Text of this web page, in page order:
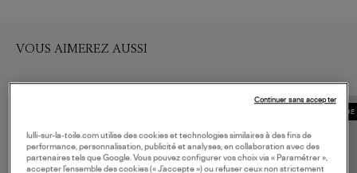
VOUS AIMEREZ AUSSI
lulli-sur-la-toile.com utilise des cookies et technologies similaires à des fins de
performance, personnalisation, publicité et analyses, en collaboration avec des
partenaires tels que Google. Vous pouvez configurer vos choix via « Paramétrer »,
accepter l’ensemble des cookies (« J’accepte ») ou refuser ceux non strictement
Continuer sans accepter